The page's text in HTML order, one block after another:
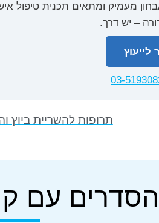
מעמיק ומתאים תכנית טיפול
– יש דרך.
לייעוץ
03-
תרופות להשריית ביוץ
הסדרים עם